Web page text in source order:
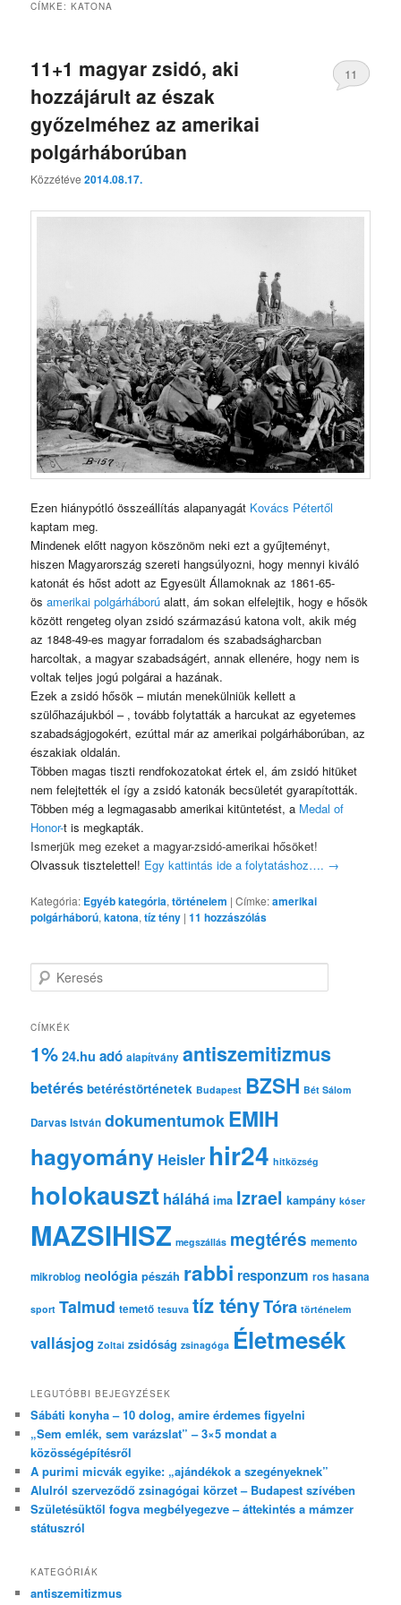
CÍMKE:KATONA
11+1 magyar zsidó, aki
hozzájárult az észak
győzelméhez az amerikai
polgárháborúban
Közzétéve2014.08.17.
11
Ezen hiánypótló összeállítás alapanyagát Kovács Pétertől
kaptam meg.
Mindenek előtt nagyon köszönöm neki ezt a gyűjteményt,
hiszen Magyarország szereti hangsúlyozni, hogy mennyi kiváló
katonát és hőst adott az Egyesült Államoknak az 1861-65-
ösamerikai polgárháborúalatt, ám sokan elfelejtik, hogy e hősök
között rengeteg olyan zsidó származású katona volt, akik még
az 1848-49-es magyar forradalom és szabadságharcban
harcoltak, a magyar szabadságért, annak ellenére, hogy nem is
voltak teljes jogú polgárai a hazának.
Ezek a zsidó hősök – miután menekülniük kellett a
szülőhazájukból – , tovább folytatták a harcukat az egyetemes
szabadságjogokért, ezúttal már az amerikai polgárháborúban, az
északiak oldalán.
Többen magas tiszti rendfokozatokat értek el, ám zsidó hitüket
nem felejtették el így a zsidó katonák becsületét gyarapították.
Többen még a legmagasabb amerikai kitüntetést, a Medal of
Honor-t is megkapták.
Ismerjük meg ezeket a magyar-zsidó-amerikai hősöket!
Olvassuk tisztelettel! Egy kattintás ide a folytatáshoz…. →
Kategória: Egyéb kategória,történelem |Címke:amerikai
polgárháború,katona,tíz tény |11 hozzászólás
e
e
é
CÍMKÉK
1% 24.hu adó alapítvány antiszemitizmus
betérés betéréstörténetek Budapest BZSH Bét Sálom
Darvas István dokumentumok EMIH
hagyomány Heisler hir24 hitközség
holokauszt háláhá ima Izrael kampány kóser
MAZSIHISZ megszállás megtérés memento
mikroblog neológia pészáh rabbi responzum ros hasana
sport Talmud temető tesuva tíz tényTóra történelem
vallásjog Zoltai zsidóság zsinagóga Életmesék
LEGUTÓBBI BEJEGYZÉSEK
Sábáti konyha – 10 dolog, amire érdemes figyelni
„Sem emlék, sem varázslat” – 3×5 mondat a
közösségépítésről
A purimi micvák egyike: „ajándékok a szegényeknek”
Alulról szerveződő zsinagógai körzet – Budapest szívében
Születésüktől fogva megbélyegezve – áttekintés a mámzer
státuszról
KATEGÓRIÁK
antiszemitizmus